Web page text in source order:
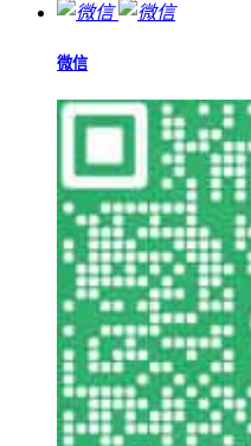
微信